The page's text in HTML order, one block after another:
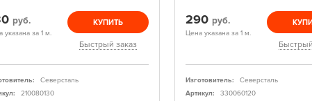
руб.
указана за 1 м.
КУПИТЬ
Быстрый заказ
Северсталь
210080130
290 руб.
Цена указана за 1 м.
Изготовитель:
Северсталь
Артикул:
330060120